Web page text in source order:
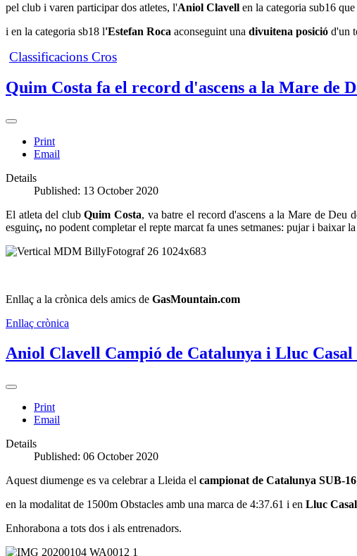
pel club i varen participar dos atletes, l'Aniol Clavell en la categoria sub16
i en la categoria sb18 l'Estefan Roca aconseguint una divuitena posició d'un
Classificacions Cros
Quim Costa fa el record d'ascens a la Mare de
Print
Email
Details
Published: 13 October 2020
El atleta del clubQuim Costa, va batre el record d'ascens a la Mare de Deu
esguinç, no podent completar el repte marcat fa unes setmanes: pujar i baixar la
Enllaç a la crònica dels amics de GasMountain.com
Enllaç crònica
Aniol Clavell Campió de Catalunya i Lluc
Print
Email
Details
Published: 06 October 2020
Aquest diumenge es va celebrar a Lleida el campionat de Catalunya SUB-16
en la modalitat de 1500m Obstacles amb una marca de 4:37.61 i en Lluc Casal
Enhorabona a tots dos i als entrenadors.